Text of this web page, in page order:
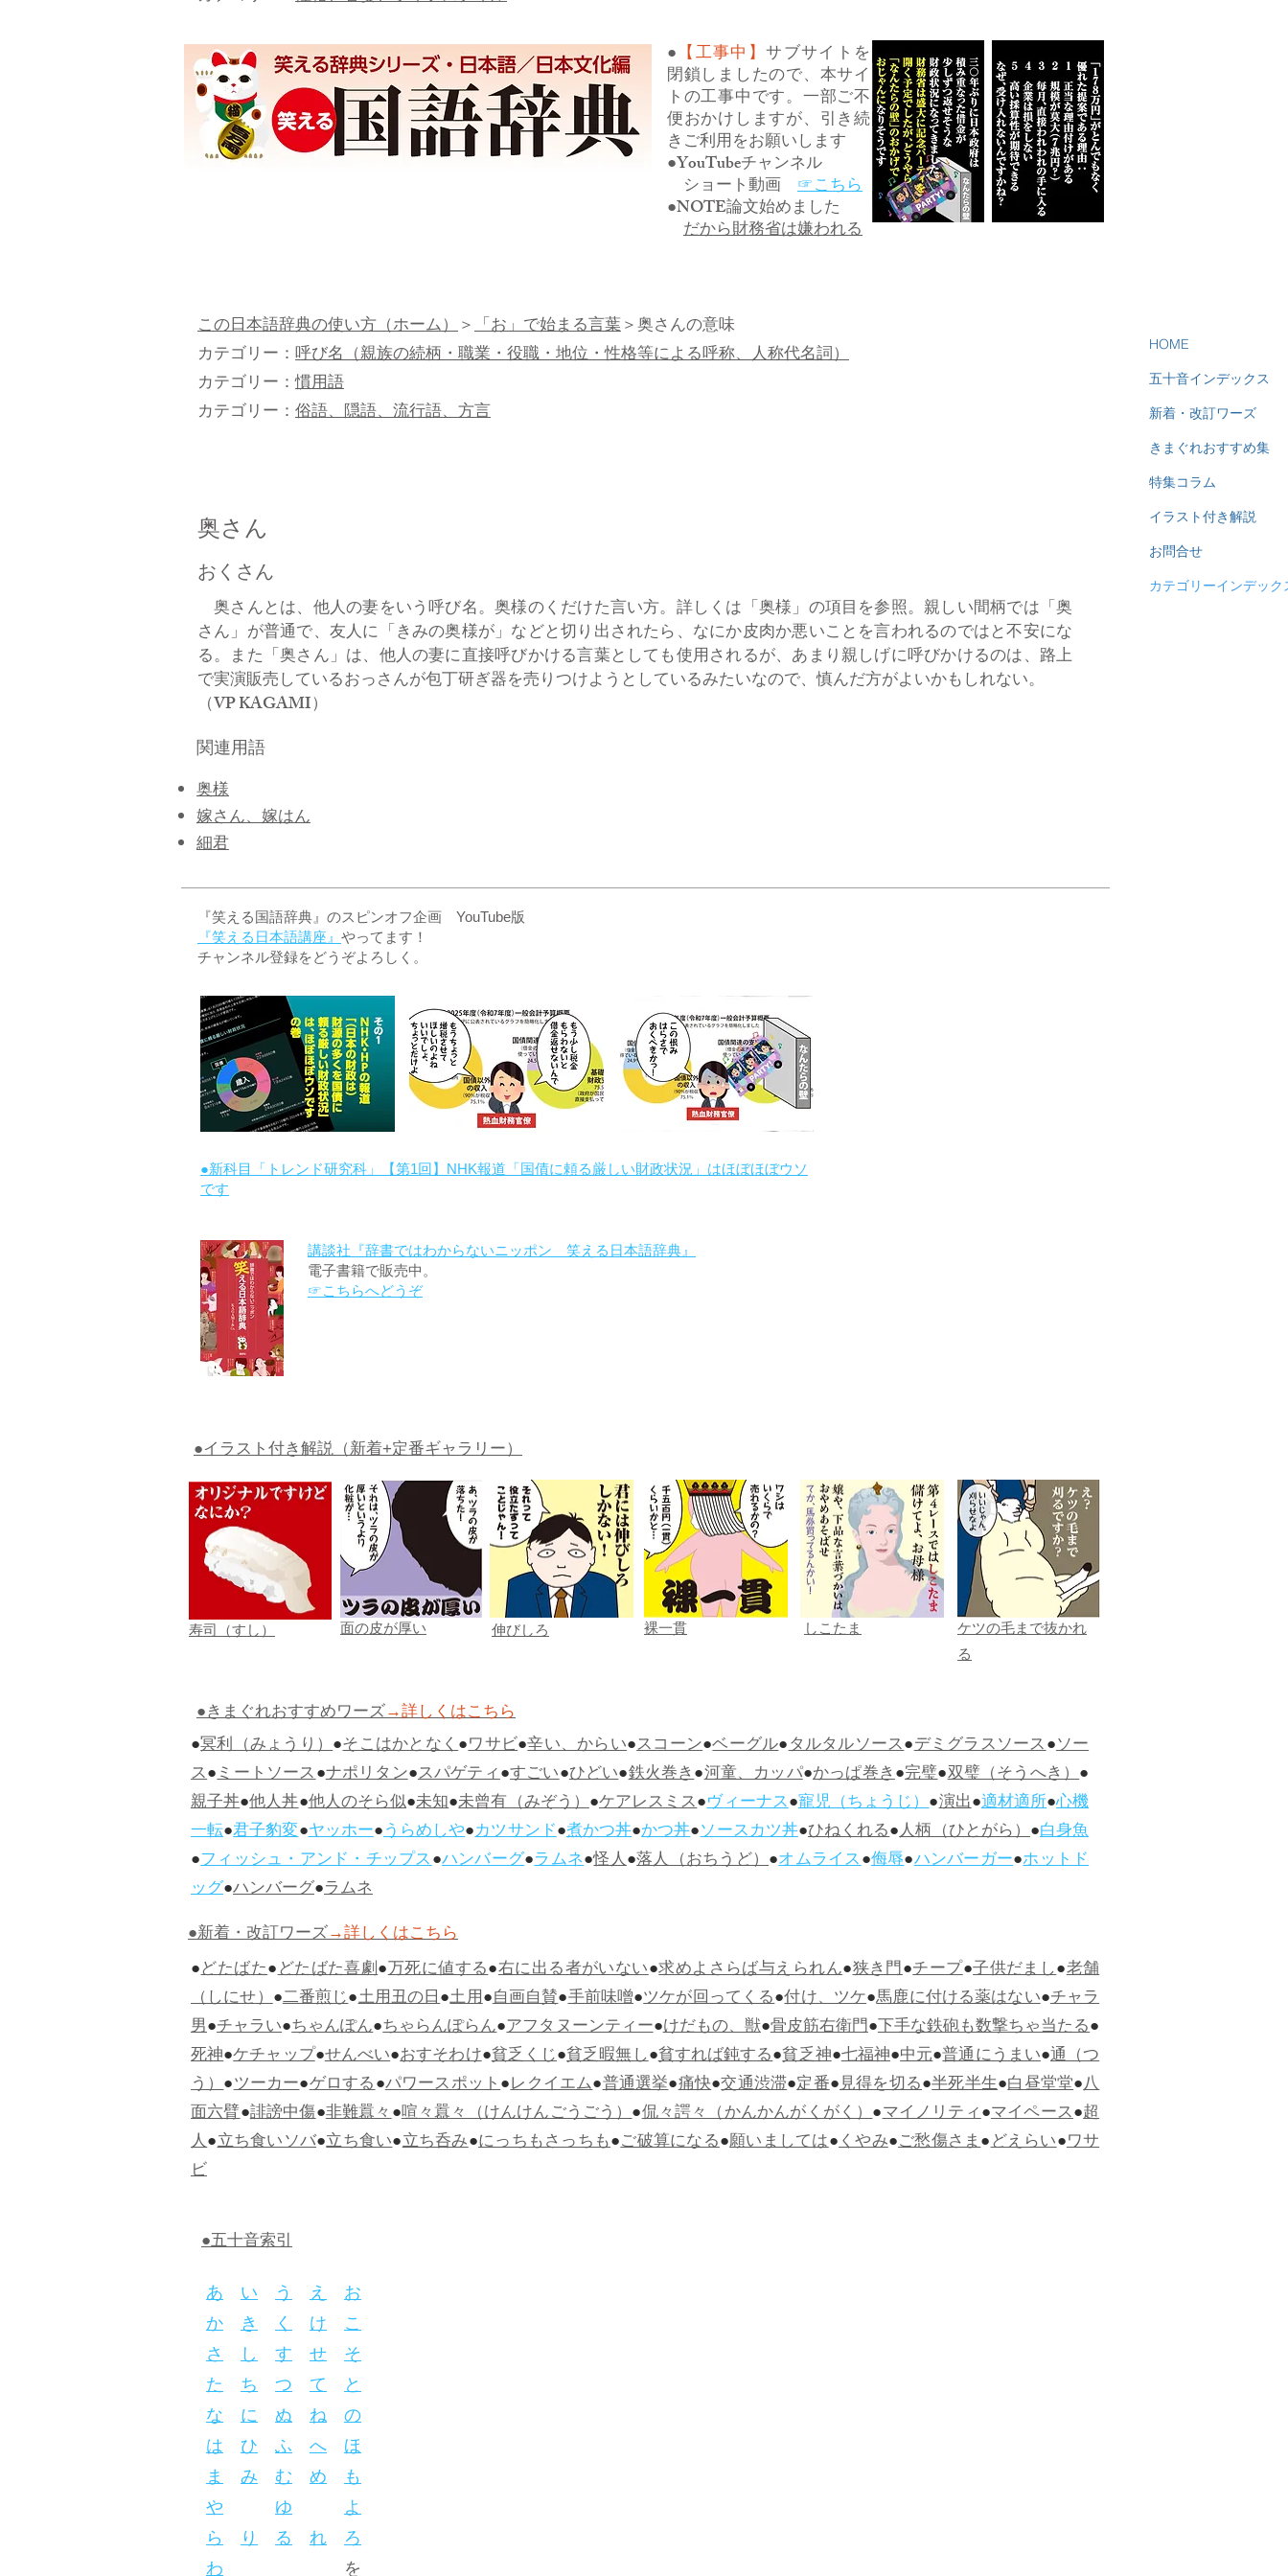
● 【工事中】サブサイトを
閉鎖しましたので、本サイ
トの工事中です。一部ご不
便おかけしますが、引き続
きご利用をお願いします
●YouTubeチャンネル
ショート動画 ☞こちら
●NOTE論文始めました
だから財務省は嫌われる
この日本語辞典の使い方（ホーム）＞「お」で始まる言葉＞奥さんの意味
カテゴリー： 呼び名（親族の続柄・職業・役職・地位・性格等による呼称、人称代名詞）
カテゴリー：慣用語
カテゴリー： 俗語、隠語、流行語、方言
奥さん
おくさん
奥さんとは、他人の妻をいう呼び名。奥様のくだけた言い方。詳しくは「奥様」の項目を参照。親しい間柄では「奥
さん」が普通で、友人に「きみの奥様が」などと切り出されたら、なにか皮肉か悪いことを言われるのではと不安にな
る。また「奥さん」は、他人の妻に直接呼びかける言葉としても使用されるが、あまり親しげに呼びかけるのは、路上
で実演販売しているおっさんが包丁研ぎ器を売りつけようとしているみたいなので、慎んだ方がよいかもしれない。
​（VP KAGAMI）
関連用語
奥様
嫁さん、嫁はん
​細君
HOME
五十音インデックス
新着・改訂ワーズ
きまぐれおすすめ集
特集コラム
イラスト付き解説
お問合せ
カテゴリーインデック
『笑える国語辞典』のスピンオフ企画 YouTube版
『笑える日本語講座』 やってます！
チャンネル登録をどうぞよろしく。
●新科目「トレンド研究科」【第1回】NHK報道「国債に頼る厳しい財政状況」はほぼほぼウソ
です
講談社『辞書ではわからないニッポン 笑える日本語辞典』
電子書籍で販売中。
☞こちらへどうぞ
●イラスト付き解説（新着+定番ギャラリー）
寿司（すし） 面の皮が厚い 伸びしろ 裸一貫 しこたま
ケツの毛まで抜かれ
る
●きまぐれおすすめワーズ→詳しくはこちら
●冥利（みょうり）●そこはかとなく●ワサビ●辛い、からい●スコーン●ベーグル●タルタルソース●デミグラスソース●ソー
ス●ミートソース●ナポリタン●スパゲティ●すごい●ひどい●鉄火巻き●河童、カッパ●かっぱ巻き●完璧●双璧（そうへき）●
親子丼●他人丼●他人のそら似●未知●未曾有（みぞう）●ケアレスミス●ヴィーナス●寵児（ちょうじ）●演出●適材適所●心機
一転●君子豹変●ヤッホー●うらめしや●カツサンド●煮かつ丼●かつ丼●ソースカツ丼●ひねくれる●人柄（ひとがら）●白身魚
●フィッシュ・アンド・チップス●ハンバーグ●ラムネ●怪人●落人（おちうど）●オムライス●侮辱●ハンバーガー●ホットド
ッグ●ハンバーグ●ラムネ
●新着・改訂ワーズ→詳しくはこちら
●どたばた●どたばた喜劇●万死に値する●右に出る者がいない●求めよさらば与えられん●狭き門●チープ●子供だまし●老舗
（しにせ）●二番煎じ●土用丑の日●土用●自画自賛●手前味噌●ツケが回ってくる●付け、ツケ●馬鹿に付ける薬はない●チャラ
男●チャラい●ちゃんぽん●ちゃらんぽらん●アフタヌーンティー●けだもの、獣●骨皮筋右衛門●下手な鉄砲も数撃ちゃ当たる●
死神●ケチャップ●せんべい●おすそわけ●貧乏くじ●貧乏暇無し●貧すれば鈍する●貧乏神●七福神●中元●普通にうまい●通（つ
う）●ツーカー●ゲロする●パワースポット●レクイエム●普通選挙●痛快●交通渋滞●定番●見得を切る●半死半生●白昼堂堂●八
面六臂●誹謗中傷●非難囂々●喧々囂々（けんけんごうごう）●侃々諤々（かんかんがくがく）●マイノリティ●マイペース●超
人●立ち食いソバ●立ち食い●立ち呑み●にっちもさっちも●ご破算になる●願いましては●くやみ●ご愁傷さま●どえらい●ワサ
ビ
●五十音索引
あ い う え お
か き く け こ
さ し す せ そ
た ち つ て と
な に ぬ ね の
は ひ ふ へ ほ
ま み む め も
や
ゆ
よ
ら り る れ ろ